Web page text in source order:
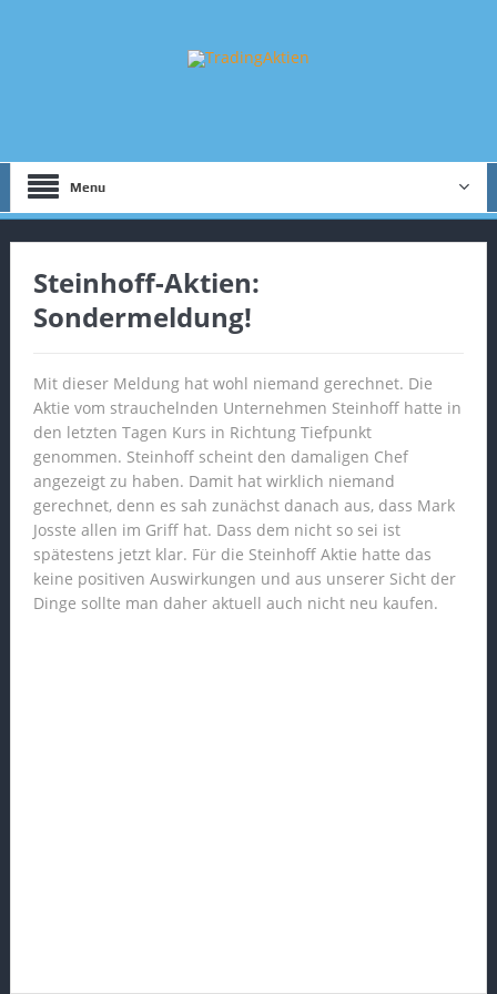
Menu
Steinhoff-Aktien:
Sondermeldung!
Mit dieser Meldung hat wohl niemand gerechnet. Die
Aktie vom strauchelnden Unternehmen Steinhoff hatte in
den letzten Tagen Kurs in Richtung Tiefpunkt
genommen. Steinhoff scheint den damaligen Chef
angezeigt zu haben. Damit hat wirklich niemand
gerechnet, denn es sah zunächst danach aus, dass Mark
Josste allen im Griff hat. Dass dem nicht so sei ist
spätestens jetzt klar. Für die Steinhoff Aktie hatte das
keine positiven Auswirkungen und aus unserer Sicht der
Dinge sollte man daher aktuell auch nicht neu kaufen.